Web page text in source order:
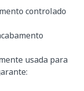
controlado
usada para